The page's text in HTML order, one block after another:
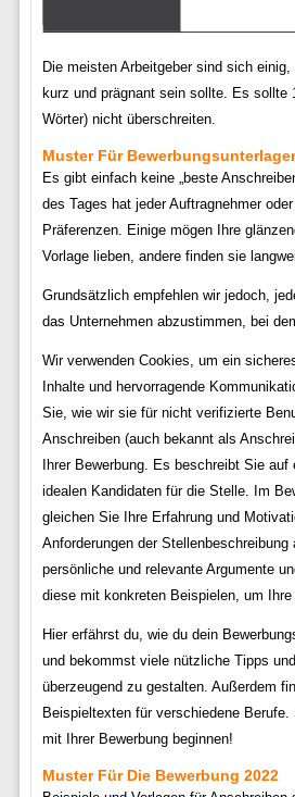
Die meisten Arbeitgeber sind sich
kurz und prägnant sein sollte. Es sollte
Wörter) nicht überschreiten.
Muster Für
Es gibt einfach keine „beste
des Tages hat jeder Auftragnehmer
Präferenzen. Einige mögen Ihre
Vorlage lieben, andere finden sie
Grundsätzlich empfehlen wir jedoch,
das Unternehmen abzustimmen, bei
Wir verwenden Cookies, um ein
Inhalte und hervorragende
Sie, wie wir sie für nicht verifizierte
Anschreiben (auch bekannt als
Ihrer Bewerbung. Es beschreibt Sie auf
idealen Kandidaten für die Stelle. Im
gleichen Sie Ihre Erfahrung und
Anforderungen der Stellenbeschreibung
persönliche und relevante Argumente
diese mit konkreten Beispielen, um Ihre
Hier erfährst du, wie du dein
und bekommst viele nützliche Tipps
überzeugend zu gestalten. Außerdem
Beispieltexten für verschiedene
mit Ihrer Bewerbung beginnen!
Muster Für Die Bewerbung 2022